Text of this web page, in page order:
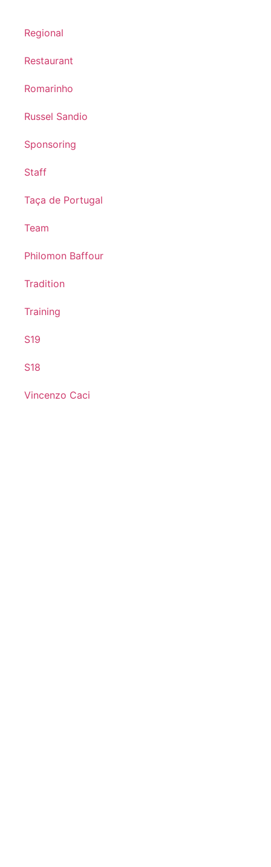
Regional
Restaurant
Romarinho
Russel Sandio
Sponsoring
Staff
Taça de Portugal
Team
Philomon Baffour
Tradition
Training
S19
S18
Vincenzo Caci